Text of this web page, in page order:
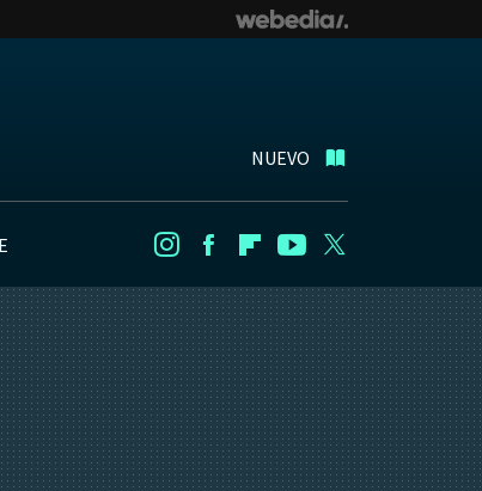
NUEVO
InstagramFacebookFlipboard
Youtube